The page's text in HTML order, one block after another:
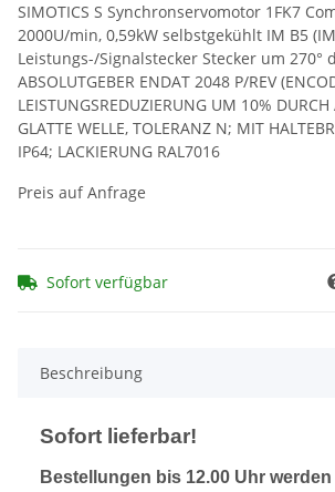
SIMOTICS S Synchronservomotor 1FK7
2000U/min, 0,59kW selbstgekühlt IM B5
Leistungs-/Signalstecker Stecker um 270°
ABSOLUTGEBER ENDAT 2048 P/REV
LEISTUNGSREDUZIERUNG UM 10% DURCH
GLATTE WELLE, TOLERANZ N; MIT
IP64; LACKIERUNG RAL7016
Preis auf Anfrage
Sofort verfügbar
Beschreibung
Sofort lieferbar!
Bestellungen bis 12.00 Uhr